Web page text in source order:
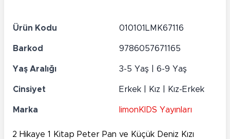
Ürün Kodu 010101LMK67116
Barkod 9786057671165
Yaş Aralığı 3-5 Yaş | 6-9 Yaş
Cinsiyet Erkek | Kız | Kız-Erkek
Marka limonKIDS Yayınları
2 Hikaye 1 Kitap Peter Pan ve Küçük Deniz Kızı